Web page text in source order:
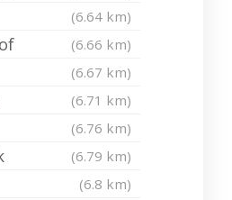
(6.64 km)
(6.66 km)
(6.67 km)
(6.71 km)
(6.76 km)
(6.79 km)
(6.8 km)